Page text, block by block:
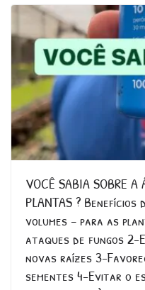
VOCÊ SABIA SOBRE A
PLANTAS ?
volumes – para as
ataques de fungos
novas raízes 3-
sementes 4-Evitar o